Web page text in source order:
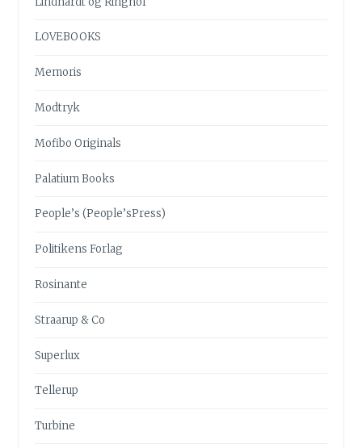
LOVEBOOKS
Memoris
Modtryk
Mofibo Originals
Palatium Books
People’s (People’sPress)
Politikens Forlag
Rosinante
Straarup & Co
Superlux
Tellerup
Turbine